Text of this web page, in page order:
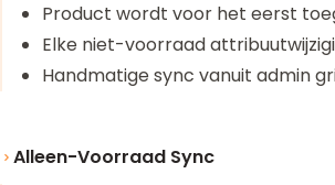
Product wordt voor het eerst
Elke niet-voorraad
Handmatige sync vanuit admin
Alleen-Voorraad Sync